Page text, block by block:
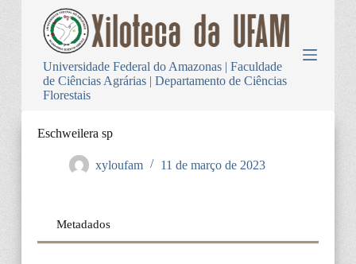
Universidade Federal do Amazonas | Faculdade
de Ciências Agrárias | Departamento de Ciências
Florestais
Eschweilera sp
xyloufam 11 de março de 2023
Metadados